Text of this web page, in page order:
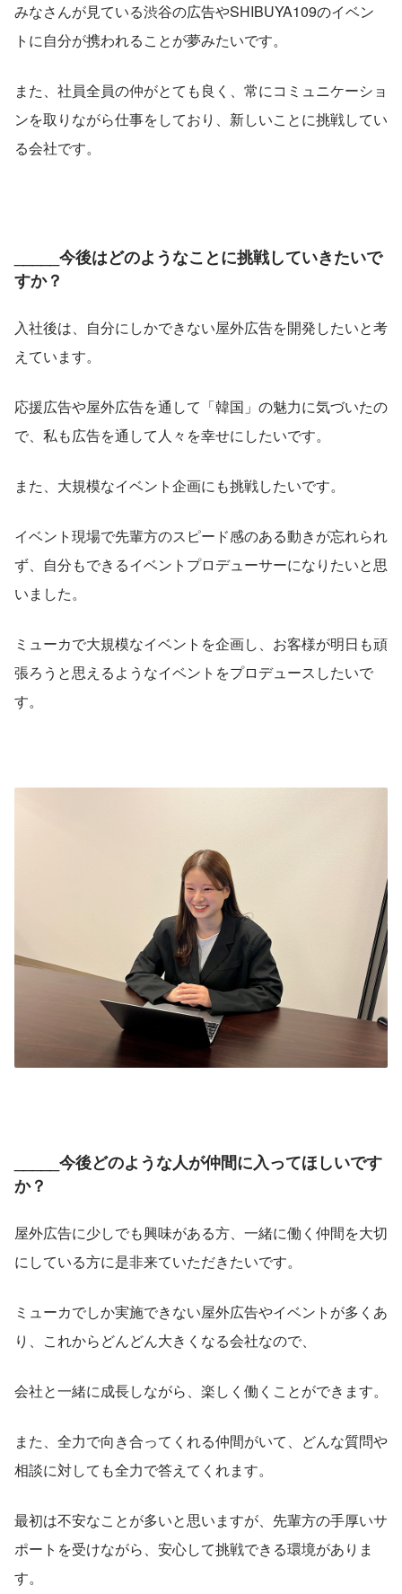
みなさんが見ている渋谷の広告やSHIBUYA109のイベン
トに自分が携われることが夢みたいです。
また、社員全員の仲がとても良く、常にコミュニケーショ
ンを取りながら仕事をして​おり、新しいことに挑戦してい
る会社です。
_____今後はどのようなことに挑戦していきたいで
すか？
入社後は、自分にしかできない屋外広告を開発したいと考
えています。
応援広告や屋外広告を通して「韓国」の魅力に気づいたの
で、私も広告を通して人々を幸せにしたいです。
また、大規模なイベント企画にも挑戦したいです。
イベント現場で先輩方のスピード感のある動きが忘れられ
ず、自分もできるイベントプロデューサーになりたいと思
いました。
ミューカで大規模なイベントを企画し、お客様が明日も頑
張ろうと思えるようなイベントをプロデュースしたいで
す。
_____今後どのような人が仲間に入ってほしいです
か？
屋外広告に少しでも興味がある方、一緒に働く仲間を大切
にしている方に是非来ていただきたいです。
ミューカでしか実施できない屋外広告やイベントが多くあ
り、これからどんどん大きくなる会社なので、
会社と一緒に成長しながら、楽しく働くことができます。
また、全力で向き合ってくれる仲間がいて、どんな質問や
相談に対しても全力で答えてくれます。
最初は不安なことが多いと思いますが、先輩方の手厚いサ
ポートを受けながら、安心して挑戦できる環境がありま
す。